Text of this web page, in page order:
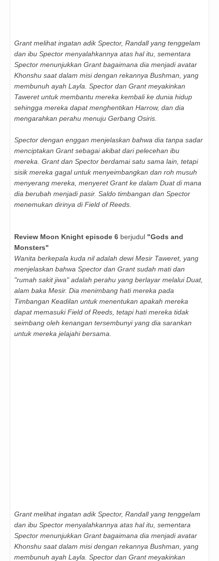
Grant melihat ingatan adik Spector, Randall yang tenggelam
dan ibu Spector menyalahkannya atas hal itu, sementara
Spector menunjukkan Grant bagaimana dia menjadi avatar
Khonshu saat dalam misi dengan rekannya Bushman, yang
membunuh ayah Layla. Spector dan Grant meyakinkan
Taweret untuk membantu mereka kembali ke dunia hidup
sehingga mereka dapat menghentikan Harrow, dan dia
mengarahkan perahu menuju Gerbang Osiris.
Spector dengan enggan menjelaskan bahwa dia tanpa sadar
menciptakan Grant sebagai akibat dari pelecehan ibu
mereka. Grant dan Spector berdamai satu sama lain, tetapi
sisik mereka gagal untuk menyeimbangkan dan roh musuh
menyerang mereka, menyeret Grant ke dalam Duat di mana
dia berubah menjadi pasir. Saldo timbangan dan Spector
menemukan dirinya di Field of Reeds.
Review Moon Knight episode 6 berjudul "Gods and
Monsters"
Wanita berkepala kuda nil adalah dewi Mesir Taweret, yang
menjelaskan bahwa Spector dan Grant sudah mati dan
"rumah sakit jiwa" adalah perahu yang berlayar melalui Duat,
alam baka Mesir. Dia menimbang hati mereka pada
Timbangan Keadilan untuk menentukan apakah mereka
dapat memasuki Field of Reeds, tetapi hati mereka tidak
seimbang oleh kenangan tersembunyi yang dia sarankan
untuk mereka jelajahi bersama.
Grant melihat ingatan adik Spector, Randall yang tenggelam
dan ibu Spector menyalahkannya atas hal itu, sementara
Spector menunjukkan Grant bagaimana dia menjadi avatar
Khonshu saat dalam misi dengan rekannya Bushman, yang
membunuh ayah Layla. Spector dan Grant meyakinkan